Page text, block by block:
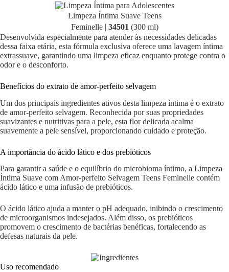
Limpeza Íntima Suave Teens
Feminelle | 34501 (300 ml)
Desenvolvida especialmente para atender às necessidades delicadas
dessa faixa etária, esta fórmula exclusiva oferece uma lavagem íntima
extrassuave, garantindo uma limpeza eficaz enquanto protege contra o
odor e o desconforto.
Benefícios do extrato de amor-perfeito selvagem
Um dos principais ingredientes ativos desta limpeza íntima é o extrato
de amor-perfeito selvagem. Reconhecida por suas propriedades
suavizantes e nutritivas para a pele, esta flor delicada acalma
suavemente a pele sensível, proporcionando cuidado e proteção.
A importância do ácido lático e dos prebióticos
Para garantir a saúde e o equilíbrio do microbioma íntimo, a Limpeza
Íntima Suave com Amor-perfeito Selvagem Teens Feminelle contém
ácido lático e uma infusão de prebióticos.
O ácido lático ajuda a manter o pH adequado, inibindo o crescimento
de microorganismos indesejados. Além disso, os prebióticos
promovem o crescimento de bactérias benéficas, fortalecendo as
defesas naturais da pele.
Uso recomendado